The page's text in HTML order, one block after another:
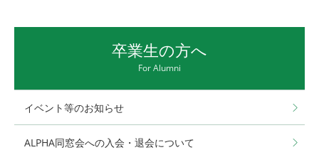
卒業生の方へ
For Alumni
イベント等のお知らせ
ALPHA同窓会への入会・退会について